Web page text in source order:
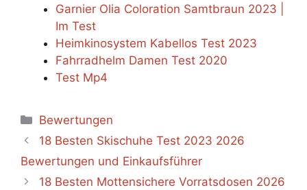
Garnier Olia Coloration Samtbraun 2023 |
Im Test
Heimkinosystem Kabellos Test 2023
Fahrradhelm Damen Test 2020
Test Mp4
Categories
Bewertungen
18 Besten Skischuhe Test 2023 2026
Bewertungen und Einkaufsführer
18 Besten Mottensichere Vorratsdosen 2026